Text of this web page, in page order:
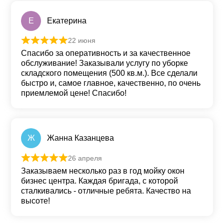
Е Екатерина
Оценка
22 июня
Спасибо за оперативность и за качественное
обслуживание! Заказывали услугу по уборке
складского помещения (500 кв.м.). Все сделали
быстро и, самое главное, качественно, по очень
приемлемой цене! Спасибо!
Ж Жанна Казанцева
Оценка из 5
26 апреля
Заказываем несколько раз в год мойку окон
бизнес центра. Каждая бригада, с которой
сталкивались - отличные ребята. Качество на
высоте!